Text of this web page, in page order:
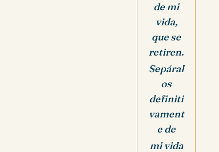
de mi
vida,
que se
retiren.
Sepáral
os
definiti
vament
e de
mi vida